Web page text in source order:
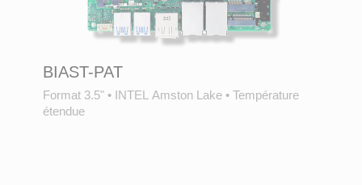
BIAST-PAT
Format 3.5" • INTEL Amston Lake •
étendue